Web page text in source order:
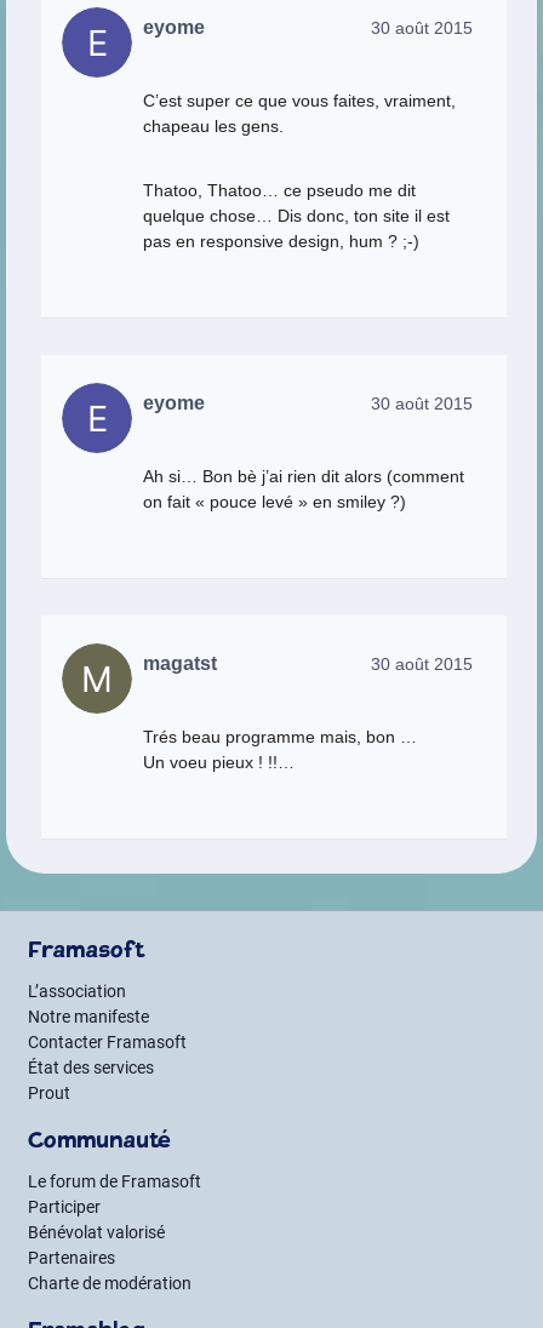
eyome 30 août 2015
C’est super ce que vous faites, vraiment,
chapeau les gens.
Thatoo, Thatoo… ce pseudo me dit
quelque chose… Dis donc, ton site il est
pas en responsive design, hum ? ;-)
eyome 30 août 2015
Ah si… Bon bè j’ai rien dit alors (comment
on fait « pouce levé » en smiley ?)
magatst 30 août 2015
Trés beau programme mais, bon …
Un voeu pieux ! !!…
Framasoft
L’association
Notre manifeste
Contacter Framasoft
État des services
Prout
Communauté
Le forum de Framasoft
Participer
Bénévolat valorisé
Partenaires
Charte de modération